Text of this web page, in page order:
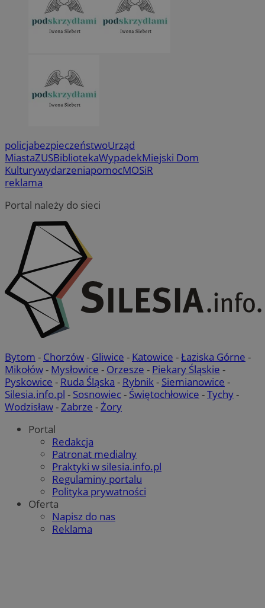
policjabezpieczeństwoUrząd
MiastaZUSBibliotekaWypadekMiejski Dom
KulturywydarzeniapomocMOSiR
reklama
Portal należy do sieci
Bytom - Chorzów- Gliwice - Katowice -Łaziska Górne -
Mikołów- Mysłowice - Orzesze - Piekary Śląskie -
Pyskowice - Ruda Śląska - Rybnik- Siemianowice -
Silesia.info.pl - Sosnowiec- Świętochłowice -Tychy-
Wodzisław-Zabrze -Żory
Portal
Redakcja
Patronat medialny
Praktyki w silesia.info.pl
Regulaminy portalu
Polityka prywatności
Oferta
Napisz do nas
Reklama